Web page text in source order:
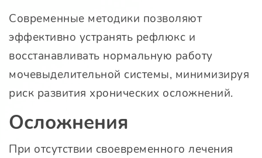
Современные методики позволяют
эффективно устранять рефлюкс и
восстанавливать нормальную работу
мочевыделительной системы, минимизируя
риск развития хронических осложнений.
Осложнения
При отсутствии своевременного лечения